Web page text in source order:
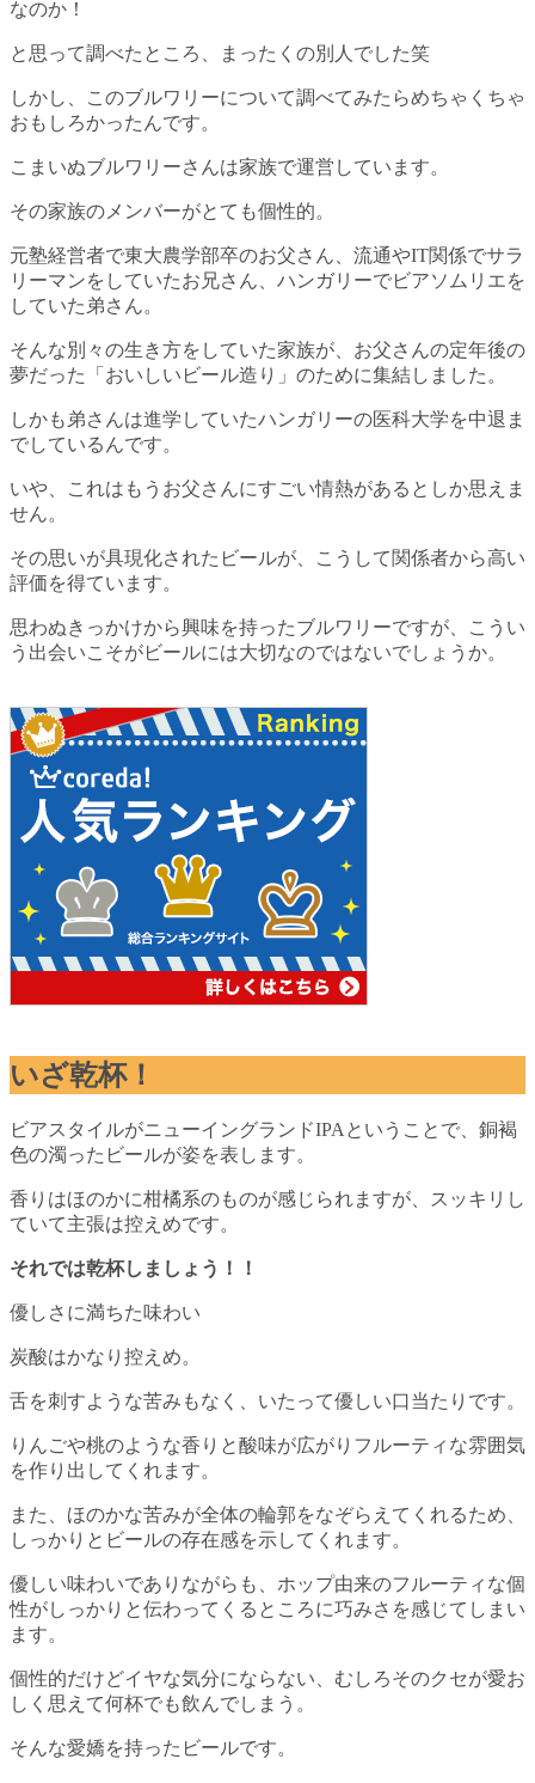
なのか！
と思って調べたところ、まったくの別人でした笑
しかし、このブルワリーについて調べてみたらめちゃくちゃ
おもしろかったんです。
こまいぬブルワリーさんは家族で運営しています。
その家族のメンバーがとても個性的。
元塾経営者で東大農学部卒のお父さん、流通やIT関係でサラ
リーマンをしていたお兄さん、ハンガリーでビアソムリエを
していた弟さん。
そんな別々の生き方をしていた家族が、お父さんの定年後の
夢だった「おいしいビール造り」のために集結しました。
しかも弟さんは進学していたハンガリーの医科大学を中退ま
でしているんです。
いや、これはもうお父さんにすごい情熱があるとしか思えま
せん。
その思いが具現化されたビールが、こうして関係者から高い
評価を得ています。
思わぬきっかけから興味を持ったブルワリーですが、こうい
う出会いこそがビールには大切なのではないでしょうか。
いざ乾杯！
ビアスタイルがニューイングランドIPAということで、銅褐
色の濁ったビールが姿を表します。
香りはほのかに柑橘系のものが感じられますが、スッキリし
ていて主張は控えめです。
それでは乾杯しましょう！！
優しさに満ちた味わい
炭酸はかなり控えめ。
舌を刺すような苦みもなく、いたって優しい口当たりです。
りんごや桃のような香りと酸味が広がりフルーティな雰囲気
を作り出してくれます。
また、ほのかな苦みが全体の輪郭をなぞらえてくれるため、
しっかりとビールの存在感を示してくれます。
優しい味わいでありながらも、ホップ由来のフルーティな個
性がしっかりと伝わってくるところに巧みさを感じてしまい
ます。
個性的だけどイヤな気分にならない、むしろそのクセが愛お
しく思えて何杯でも飲んでしまう。
そんな愛嬌を持ったビールです。